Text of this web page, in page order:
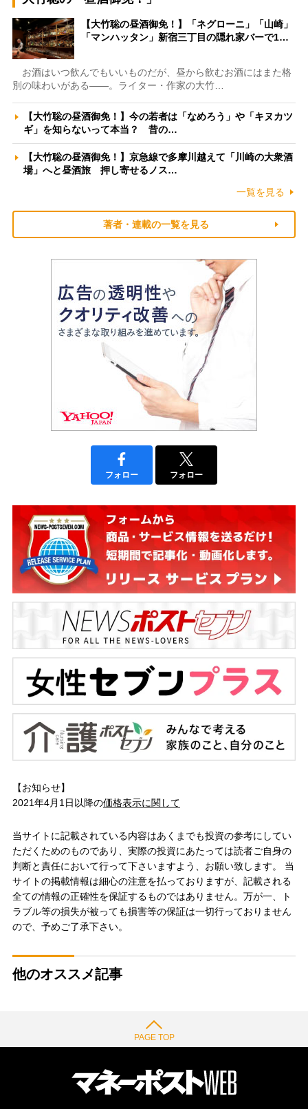
【大竹聡の昼酒御免！】「ネグローニ」「山崎」
「マンハッタン」新宿三丁目の隠れ家バーで1…
お酒はいつ飲んでもいいものだが、昼から飲むお酒にはまた格
別の味わいがある――。ライター・作家の大竹…
【大竹聡の昼酒御免！】今の若者は「なめろう」や「キヌカツ
ギ」を知らないって本当？ 昔の…
【大竹聡の昼酒御免！】京急線で多摩川越えて「川崎の大衆酒
場」へと昼酒旅 押し寄せるノス…
一覧を見る
著者・連載の一覧を見る
フォロー フォロー
【お知らせ】
2021年4月1日以降の価格表示に関して
当サイトに記載されている内容はあくまでも投資の参考にしてい
ただくためのものであり、実際の投資にあたっては読者ご自身の
判断と責任において行って下さいますよう、お願い致します。 当
サイトの掲載情報は細心の注意を払っておりますが、記載される
全ての情報の正確性を保証するものではありません。万が一、ト
ラブル等の損失が被っても損害等の保証は一切行っておりません
ので、予めご了承下さい。
他のオススメ記事
PAGE TOP